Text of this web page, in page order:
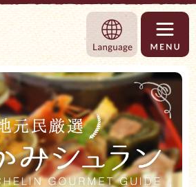
上市観光情報総合サイト 村上市観光
Language